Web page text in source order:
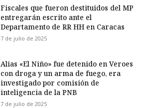
Fiscales que fueron destituidos del MP
entregarán escrito ante el
Departamento de RR HH en Caracas
7 de julio de 2025
Alias «El Niño» fue detenido en Veroes
con droga y un arma de fuego, era
investigado por comisión de
inteligencia de la PNB
7 de julio de 2025